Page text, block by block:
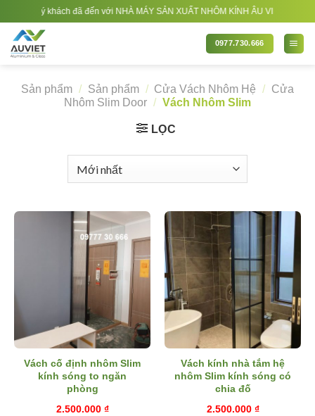
qua
nội
dung
khách đã đến với NHÀ MÁY SẢN XUẤT NHÔM KÍNH ÂU VIỆT. Nhà Sản xuất
0977.730.666
Sản phẩm / Sản phẩm / Cửa Vách Nhôm Hệ / Cửa
Nhôm Slim Door / Vách Nhôm Slim
LỌC
Vách cố định nhôm Slim
kính sóng to ngăn
phòng
2.500.000 ₫
Vách kính nhà tắm hệ
nhôm Slim kính sóng có
chia đố
2.500.000 ₫